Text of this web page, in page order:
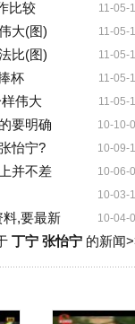
11-05-
比较
11-05-
大(图)
11-05-
比(图)
11-05-
杯
11-05-
伟大
10-10-
要明确
10-09-
怡宁?
10-06-
并不差
10-03-
10-04-
,要最新
丁宁 张怡宁的新闻